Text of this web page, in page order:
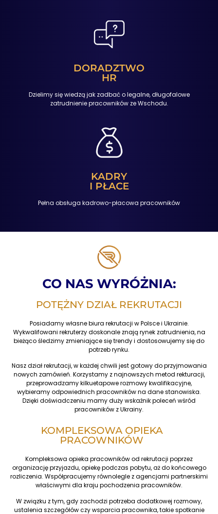
DORADZTWO
HR
Dzielimy się wiedzą jak zadbać o legalne, długofalowe
zatrudnienie pracowników ze Wschodu.
KADRY
I PŁACE
Pełna obsługa kadrowo-płacowa pracowników
CO NAS WYRÓŻNIA:
POTĘŻNY DZIAŁ REKRUTACJI
Posiadamy własne biura rekrutacji w Polsce i Ukrainie.
Wykwalifowani rekruterzy doskonale znają rynek zatrudnienia, na
bieżąco śledzimy zmieniające się trendy i dostosowujemy się do
potrzeb rynku.
Nasz dział rekrutacji, w każdej chwili jest gotowy do przyjmowania
nowych zamówień. Korzystamy z najnowszych metod rekturacji,
przeprowadzamy kilkuetapowe rozmowy kwalifikacyjne,
wybieramy odpowiednich pracowników na dane stanowiska.
Dzięki doświadczeniu mamy duży wskaźnik poleceń wśród
pracowników z Ukrainy.
KOMPLEKSOWA OPIEKA
PRACOWNIKÓW
Kompleksowa opieka pracowników od rekrutacji poprzez
organizację przyjazdu, opiekę podczas pobytu, aż do końcowego
rozliczenia. Współpracujemy równolegle z agencjami partnerskimi
właściwymi dla kraju pochodzenia pracowników.
W związku z tym, gdy zachodzi potrzeba dodatkowej rozmowy,
ustalenia szczegółów czy wsparcia pracownika, takie spotkanie